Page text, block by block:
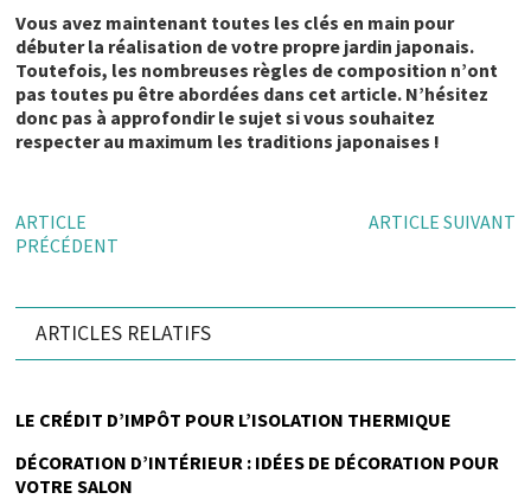
Vous avez maintenant toutes les clés en main pour
débuter la réalisation de votre propre jardin japonais.
Toutefois, les nombreuses règles de composition n’ont
pas toutes pu être abordées dans cet article. N’hésitez
donc pas à approfondir le sujet si vous souhaitez
respecter au maximum les traditions japonaises !
ARTICLE
PRÉCÉDENT
ARTICLE SUIVANT
ARTICLES RELATIFS
LE CRÉDIT D’IMPÔT POUR L’ISOLATION THERMIQUE
DÉCORATION D’INTÉRIEUR : IDÉES DE DÉCORATION POUR
VOTRE SALON